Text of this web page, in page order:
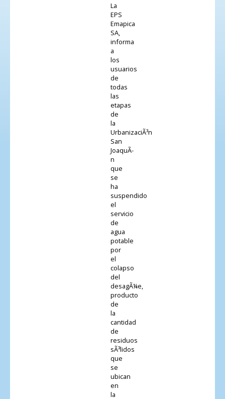
La
EPS
Emapica
SA,
informa
a
los
usuarios
de
todas
las
etapas
de
la
UrbanizaciÃ³n
San
JoaquÃ­
n
que
se
ha
suspendido
el
servicio
de
agua
potable
por
el
colapso
del
desagÃ¼e,
producto
de
la
cantidad
de
residuos
sÃ³lidos
que
se
ubican
en
la